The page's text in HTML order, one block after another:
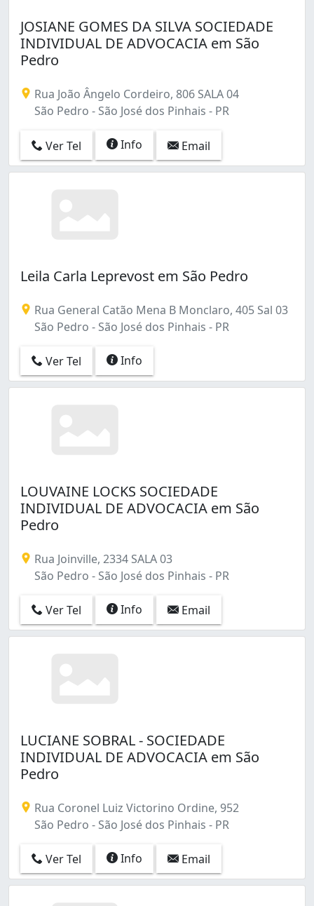
JOSIANE GOMES DA SILVA SOCIEDADE
INDIVIDUAL DE ADVOCACIA em São
Pedro
Rua João Ângelo Cordeiro, 806 SALA 04
São Pedro - São José dos Pinhais - PR
Ver Tel Info Email
Leila Carla Leprevost em São Pedro
Rua General Catão Mena B Monclaro, 405 Sal 03
São Pedro - São José dos Pinhais - PR
Ver Tel Info
LOUVAINE LOCKS SOCIEDADE
INDIVIDUAL DE ADVOCACIA em São
Pedro
Rua Joinville, 2334 SALA 03
São Pedro - São José dos Pinhais - PR
Ver Tel Info Email
LUCIANE SOBRAL - SOCIEDADE
INDIVIDUAL DE ADVOCACIA em São
Pedro
Rua Coronel Luiz Victorino Ordine, 952
São Pedro - São José dos Pinhais - PR
Ver Tel Info Email